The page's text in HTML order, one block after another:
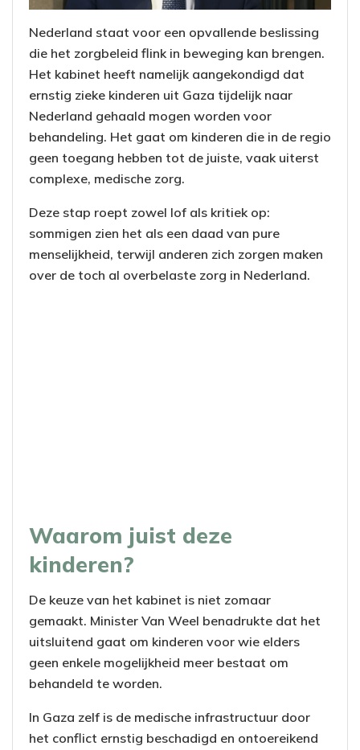
Nederland staat voor een opvallende beslissing
die het zorgbeleid flink in beweging kan brengen.
Het kabinet heeft namelijk aangekondigd dat
ernstig zieke kinderen uit Gaza tijdelijk naar
Nederland gehaald mogen worden voor
behandeling. Het gaat om kinderen die in de regio
geen toegang hebben tot de juiste, vaak uiterst
complexe, medische zorg.
Deze stap roept zowel lof als kritiek op:
sommigen zien het als een daad van pure
menselijkheid, terwijl anderen zich zorgen maken
over de toch al overbelaste zorg in Nederland.
Waarom juist deze
kinderen?
De keuze van het kabinet is niet zomaar
gemaakt. Minister Van Weel benadrukte dat het
uitsluitend gaat om kinderen voor wie elders
geen enkele mogelijkheid meer bestaat om
behandeld te worden.
In Gaza zelf is de medische infrastructuur door
het conflict ernstig beschadigd en ontoereikend